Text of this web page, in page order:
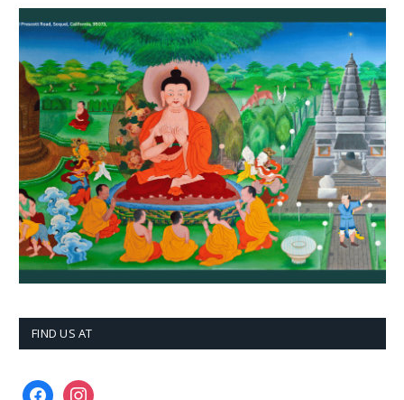
FIND US AT
facebookinstagram